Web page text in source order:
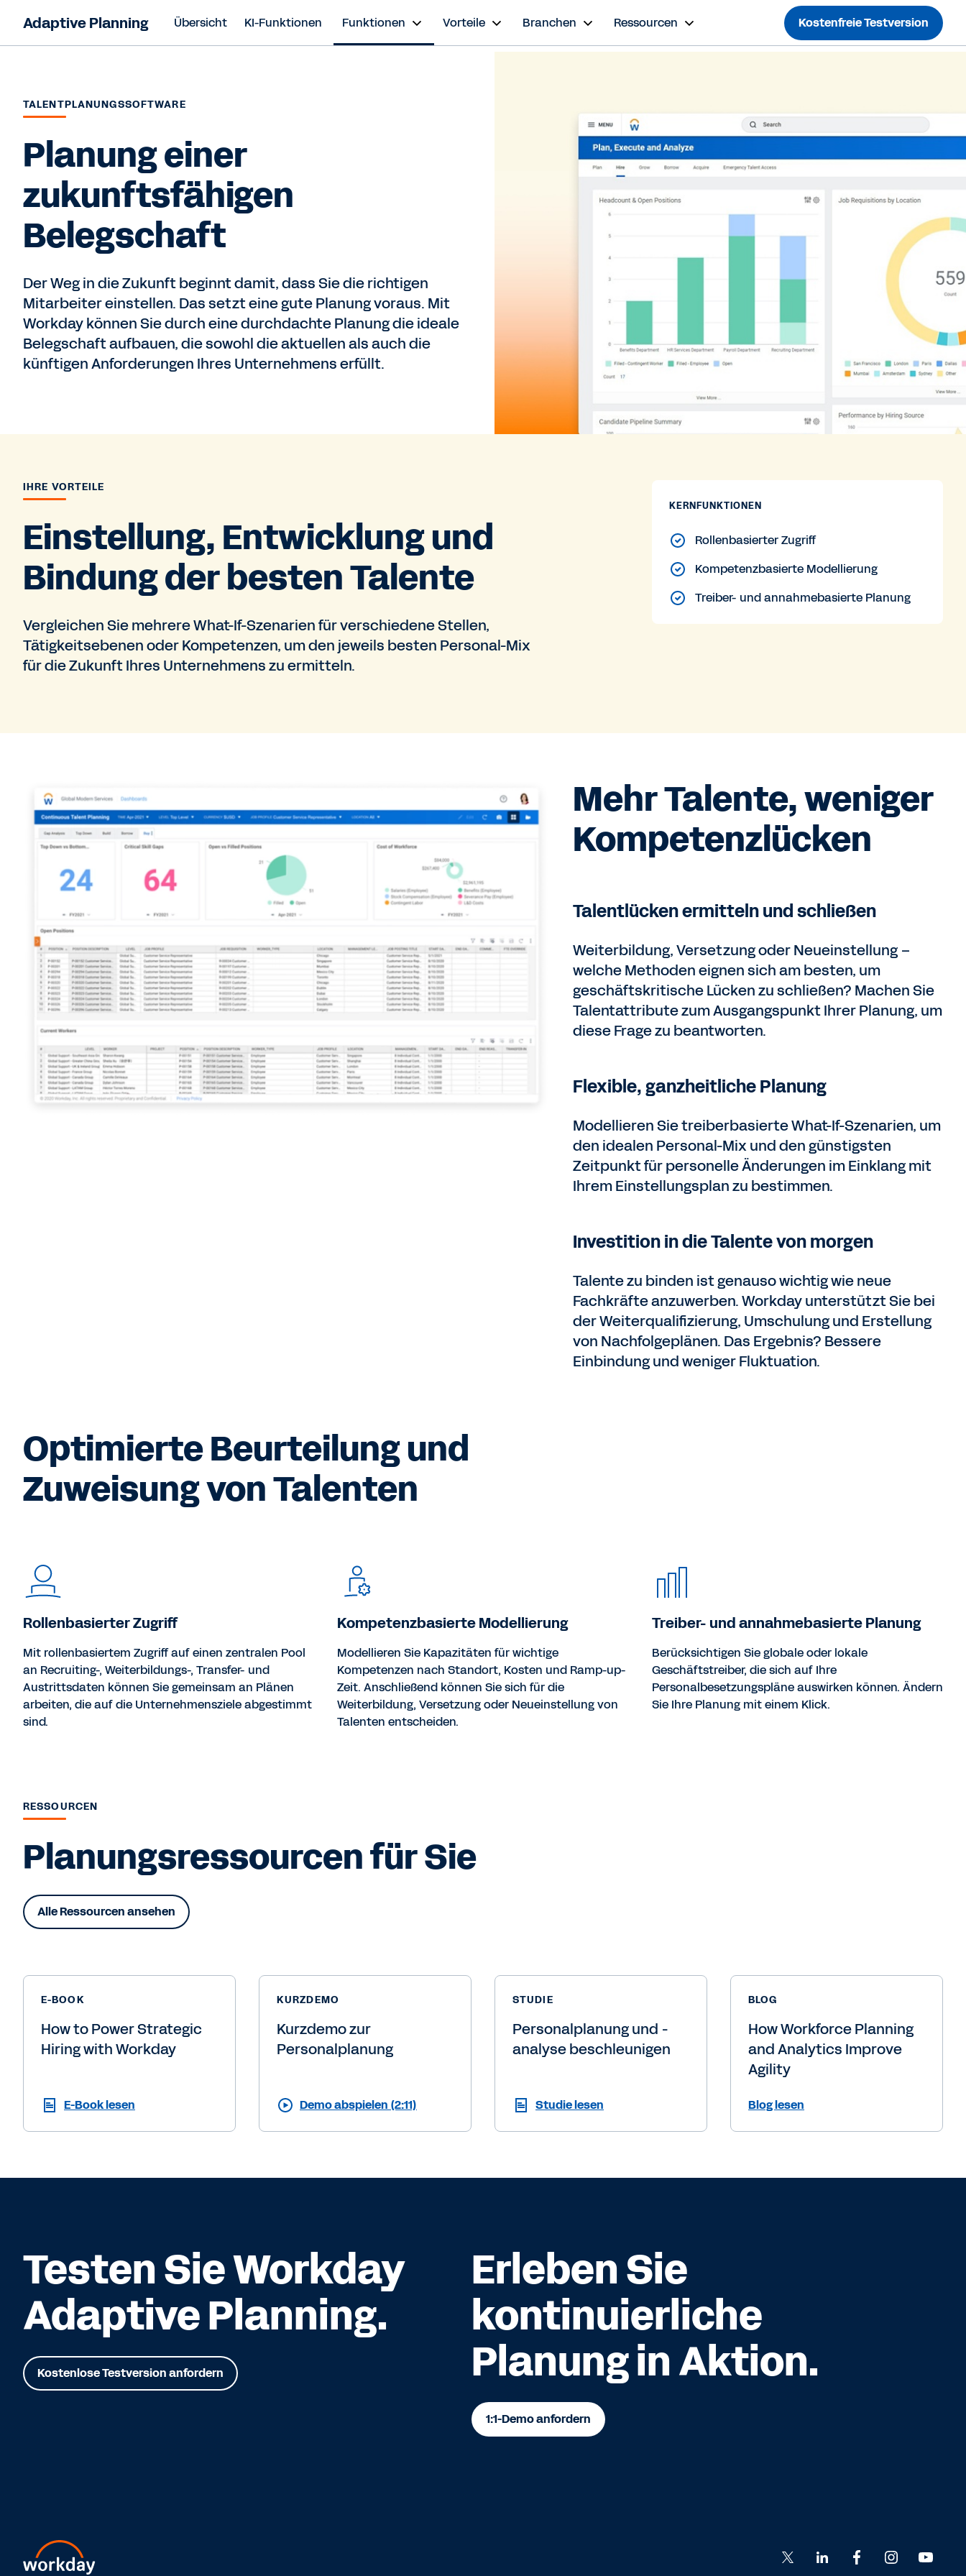
Adaptive Planning Übersicht KI-Funktionen Funktionen Vorteile Branchen Ressourcen Kostenfreie Testversion
TALENTPLANUNGSSOFTWARE
Planung einer
zukunftsfähigen
Belegschaft
Der Weg in die Zukunft beginnt damit, dass Sie die richtigen
Mitarbeiter einstellen. Das setzt eine gute Planung voraus. Mit
Workday können Sie durch eine durchdachte Planung die ideale
Belegschaft aufbauen, die sowohl die aktuellen als auch die
künftigen Anforderungen Ihres Unternehmens erfüllt.
IHRE VORTEILE
Einstellung, Entwicklung und
Bindung der besten Talente
Vergleichen Sie mehrere What-If-Szenarien für verschiedene Stellen,
Tätigkeitsebenen oder Kompetenzen, um den jeweils besten Personal-Mix
für die Zukunft Ihres Unternehmens zu ermitteln.
KERNFUNKTIONEN
Rollenbasierter Zugriff
Kompetenzbasierte Modellierung
Treiber- und annahmebasierte Planung
Mehr Talente, weniger
Kompetenzlücken
Talentlücken ermitteln und schließen
Weiterbildung, Versetzung oder Neueinstellung –
welche Methoden eignen sich am besten, um
geschäftskritische Lücken zu schließen? Machen Sie
Talentattribute zum Ausgangspunkt Ihrer Planung, um
diese Frage zu beantworten.
Flexible, ganzheitliche Planung
Modellieren Sie treiberbasierte What-If-Szenarien, um
den idealen Personal-Mix und den günstigsten
Zeitpunkt für personelle Änderungen im Einklang mit
Ihrem Einstellungsplan zu bestimmen.
Investition in die Talente von morgen
Talente zu binden ist genauso wichtig wie neue
Fachkräfte anzuwerben. Workday unterstützt Sie bei
der Weiterqualifizierung, Umschulung und Erstellung
von Nachfolgeplänen. Das Ergebnis? Bessere
Einbindung und weniger Fluktuation.
Optimierte Beurteilung und
Zuweisung von Talenten
Rollenbasierter Zugriff
Mit rollenbasiertem Zugriff auf einen zentralen Pool
an Recruiting-, Weiterbildungs-, Transfer- und
Austrittsdaten können Sie gemeinsam an Plänen
arbeiten, die auf die Unternehmensziele abgestimmt
sind.
Kompetenzbasierte Modellierung
Modellieren Sie Kapazitäten für wichtige
Kompetenzen nach Standort, Kosten und Ramp-up-
Zeit. Anschließend können Sie sich für die
Weiterbildung, Versetzung oder Neueinstellung von
Talenten entscheiden.
Treiber- und annahmebasierte Planung
Berücksichtigen Sie globale oder lokale
Geschäftstreiber, die sich auf Ihre
Personalbesetzungspläne auswirken können. Ändern
Sie Ihre Planung mit einem Klick.
RESSOURCEN
Planungsressourcen für Sie
Alle Ressourcen ansehen
E-BOOK
How to Power Strategic
Hiring with Workday
E-Book lesen
KURZDEMO
Kurzdemo zur
Personalplanung
Demo abspielen (2:11)
STUDIE
Personalplanung und -
analyse beschleunigen
Studie lesen
BLOG
How Workforce Planning
and Analytics Improve
Agility
Blog lesen
Testen Sie Workday
Adaptive Planning.
Kostenlose Testversion anfordern
Erleben Sie
kontinuierliche
Planung in Aktion.
1:1-Demo anfordern